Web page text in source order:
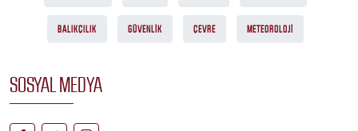
BALIKÇILIK GÜVENLIK ÇEVRE METEOROLOJI
SOSYAL MEDYA